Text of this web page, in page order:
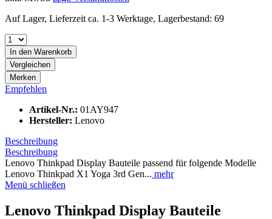
Auf Lager, Lieferzeit ca. 1-3 Werktage, Lagerbestand: 69
In den Warenkorb
Vergleichen
Merken
Empfehlen
Artikel-Nr.: 01AY947
Hersteller: Lenovo
Beschreibung
Beschreibung
Lenovo Thinkpad Display Bauteile passend für folgende Modelle
Lenovo Thinkpad X1 Yoga 3rd Gen... mehr
Menü schließen
Lenovo Thinkpad Display Bauteile